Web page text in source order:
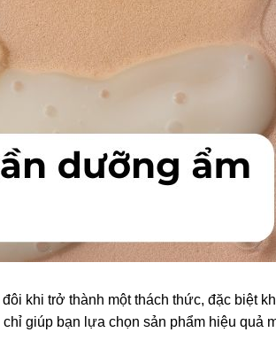
khi trở thành một thách thức, đặc biệt
giúp bạn lựa chọn sản phẩm hiệu quả